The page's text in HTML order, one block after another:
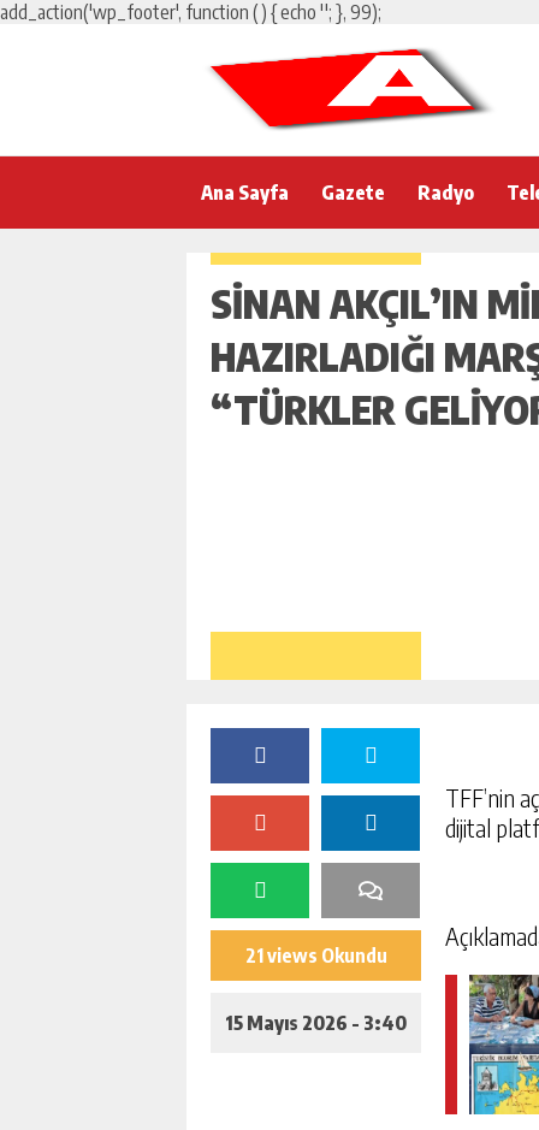
add_action('wp_footer', function () { echo ''; }, 99);
Ana Sayfa Gazete Radyo
SINAN AKÇIL’IN
HAZIRLADIĞI
“TÜRKLER
21 views Okundu
15 Mayıs 2026 - 3:40
TFF’nin
dijital